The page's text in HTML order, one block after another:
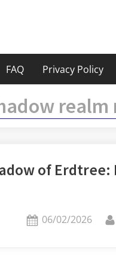
FAQ Privacy Policy
realm
of
Posted
06/02/2026